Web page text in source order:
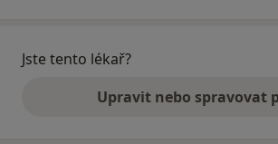
Jste tento lékař?
Upravit nebo spravovat